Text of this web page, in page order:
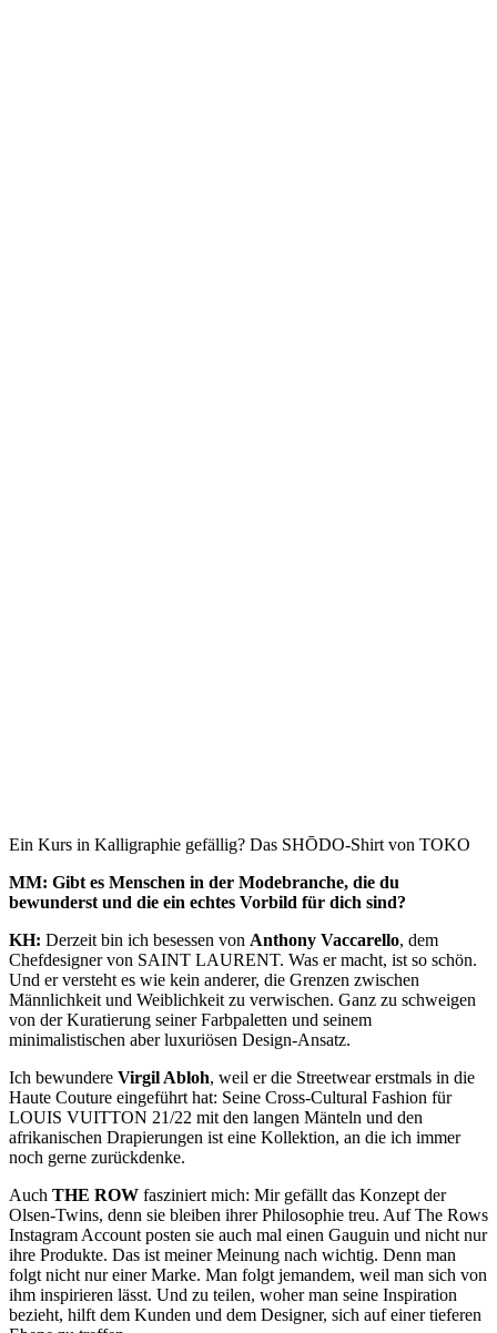
Ein Kurs in Kalligraphie gefällig? Das SHŌDO-Shirt von TOKO
MM: Gibt es Menschen in der Modebranche, die du
bewunderst und die ein echtes Vorbild für dich sind?
KH: Derzeit bin ich besessen von Anthony Vaccarello, dem
Chefdesigner von SAINT LAURENT. Was er macht, ist so schön.
Und er versteht es wie kein anderer, die Grenzen zwischen
Männlichkeit und Weiblichkeit zu verwischen. Ganz zu schweigen
von der Kuratierung seiner Farbpaletten und seinem
minimalistischen aber luxuriösen Design-Ansatz.
Ich bewundere Virgil Abloh, weil er die Streetwear erstmals in die
Haute Couture eingeführt hat: Seine Cross-Cultural Fashion für
LOUIS VUITTON 21/22 mit den langen Mänteln und den
afrikanischen Drapierungen ist eine Kollektion, an die ich immer
noch gerne zurückdenke.
Auch THE ROW fasziniert mich: Mir gefällt das Konzept der
Olsen-Twins, denn sie bleiben ihrer Philosophie treu. Auf The Rows
Instagram Account posten sie auch mal einen Gauguin und nicht nur
ihre Produkte. Das ist meiner Meinung nach wichtig. Denn man
folgt nicht nur einer Marke. Man folgt jemandem, weil man sich von
ihm inspirieren lässt. Und zu teilen, woher man seine Inspiration
bezieht, hilft dem Kunden und dem Designer, sich auf einer tieferen